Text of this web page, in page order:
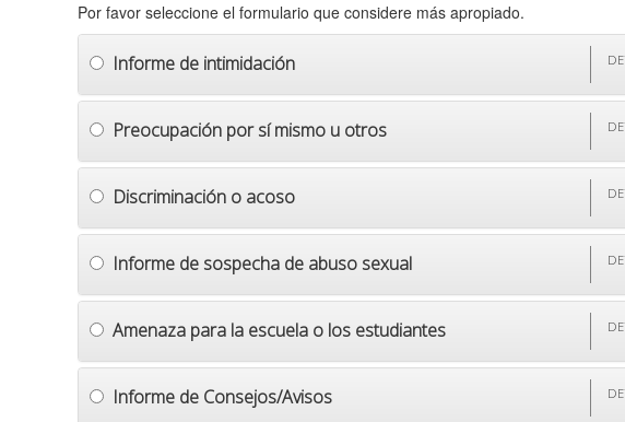
Por favor seleccione el formulario que considere más apropiado.
Informe de intimidación
Preocupación por sí mismo u otros
Discriminación o acoso
Informe de sospecha de abuso sexual
Amenaza para la escuela o los estudiantes
Informe de Consejos/Avisos